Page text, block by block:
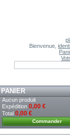
Bienvenue,
PANIER
Aucun produit
Expédition 0,00 €
Total 0,00 €
Commander